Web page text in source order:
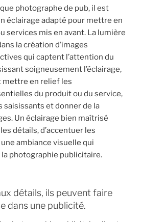
photographe de pub, il est
éclairage adapté pour mettre en
services mis en avant. La lumière
la création d’images
qui captent l’attention du
soigneusement l’éclairage,
mettre en relief les
du produit ou du service,
saisissants et donner de la
Un éclairage bien maîtrisé
détails, d’accentuer les
ambiance visuelle qui
la photographie publicitaire.
détails, ils peuvent faire
dans une publicité.